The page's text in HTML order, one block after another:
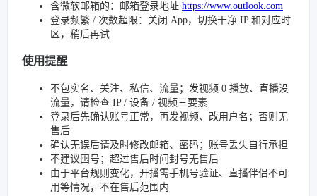
含微软邮箱的：邮箱登录地址 https://www.outlook.com
登录频繁 / 次数超限：关闭 App，切换干净 IP 和对应时
区，稍后再试
使用提醒
不包实名、关注、私信、流量；发视频 0 播放、直播没
流量，请检查 IP / 设备 / 视频三要素
登录后先确认账号正常，再发视频、改用户名；否则无
售后
确认无误后请及时修改邮箱、密码；账号丢失自行承担
不建议囤号；超过售后时间封号无售后
由于平台规则变化，开播需手机号验证、直播伴侣不可
用等情况，不在售后范围内